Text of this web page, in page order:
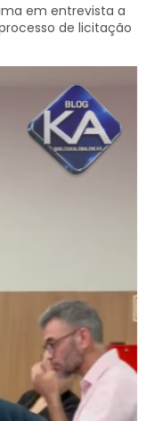
em entrevista a
de licitação